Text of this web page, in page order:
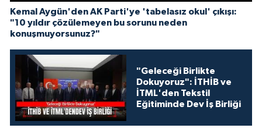
Kemal Aygün'den AK Parti'ye 'tabelasız okul' çıkışı:
"10 yıldır çözülemeyen bu sorunu neden
konuşmuyorsunuz?"
"Geleceği Birlikte
Dokuyoruz": İTHİB ve
İTML'den Tekstil
Eğitiminde Dev İş Birliği